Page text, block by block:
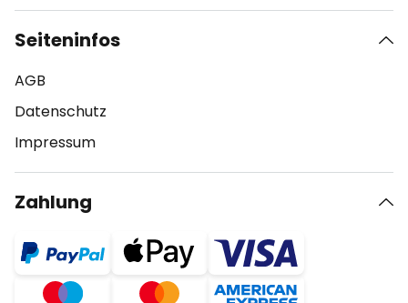
Seiteninfos
AGB
Datenschutz
Impressum
Zahlung